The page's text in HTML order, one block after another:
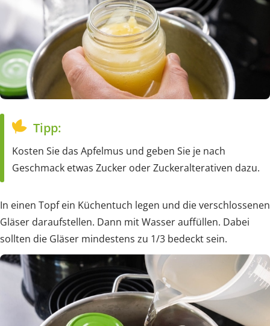
Tipp:
Kosten Sie das Apfelmus und geben Sie je nach
Geschmack etwas Zucker oder Zuckeralterativen dazu.
In einen Topf ein Küchentuch legen und die verschlossenen
Gläser daraufstellen. Dann mit Wasser auffüllen. Dabei
sollten die Gläser mindestens zu 1/3 bedeckt sein.